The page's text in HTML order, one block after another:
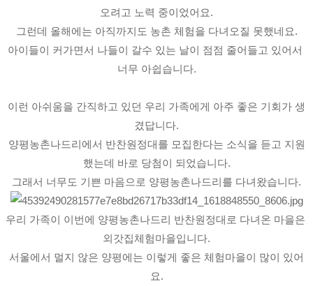
오려고 노력 중이었어요.
그런데 올해에는 아직까지도 농촌 체험을 다녀오질 못했네요.
아이들이 커가면서 나들이 갈수 있는 날이 점점 줄어들고 있어서
너무 아쉽습니다.
이런 아쉬움을 간직하고 있던 우리 가족에게 아주 좋은 기회가 생
겼답니다.
양평농촌나드리에서 반찬원정대를 모집한다는 소식을 듣고 지원
했는데 바로 당첨이 되었습니다.
그래서 너무도 기쁜 마음으로 양평농촌나드리를 다녀왔습니다.
우리 가족이 이번에 양평농촌나드리 반찬원정대로 다녀온 마을은
외갓집체험마을입니다.
서울에서 멀지 않은 양평에는 이렇게 좋은 체험마을이 많이 있어
요.